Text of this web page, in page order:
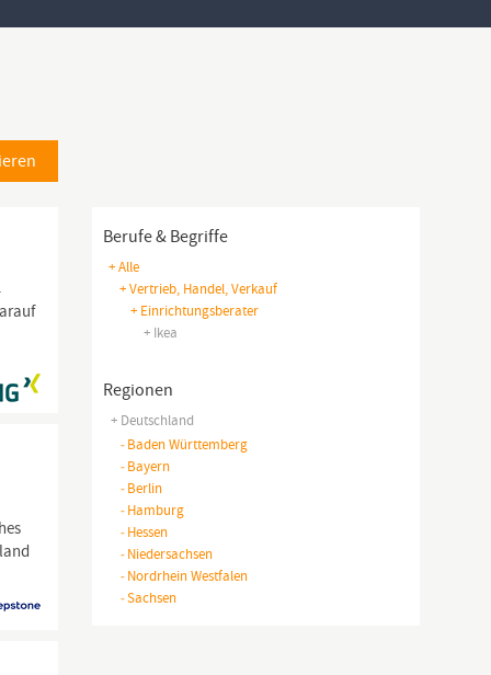
Berufe & Begriffe
+ Alle
+ Vertrieb, Handel, Verkauf
+ Einrichtungsberater
+ Ikea
Regionen
+ Deutschland
-Baden Württemberg
-Bayern
-Berlin
-Hamburg
-Hessen
-Niedersachsen
-Nordrhein Westfalen
-Sachsen